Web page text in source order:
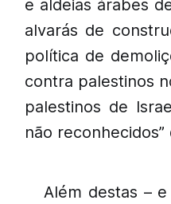
e aldeias árabes
alvarás de
política de
contra palestinos
palestinos de
não
Além destas –